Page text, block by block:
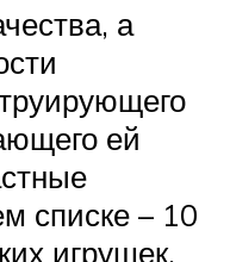
а
ей
списке – 10
игрушек.